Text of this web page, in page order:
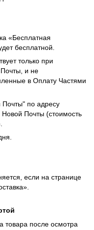
«Бесплатная
бесплатной.
только при
Почты, и не
в Оплату Частями
Почты" по адресу
Почты (стоимость
если на странице
товара после осмотра